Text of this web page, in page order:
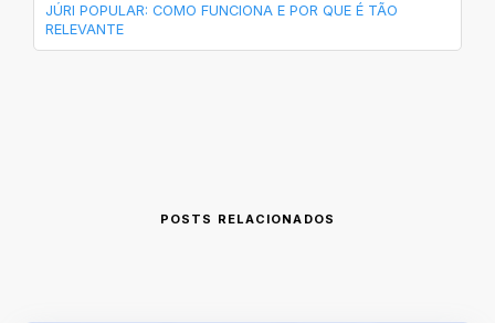
JÚRI POPULAR: COMO FUNCIONA E POR QUE É TÃO
RELEVANTE
POSTS RELACIONADOS